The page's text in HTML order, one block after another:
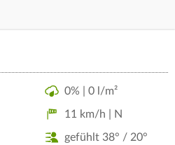
0% | 0 l/m²
11 km/h | N
gefühlt 38° / 20°